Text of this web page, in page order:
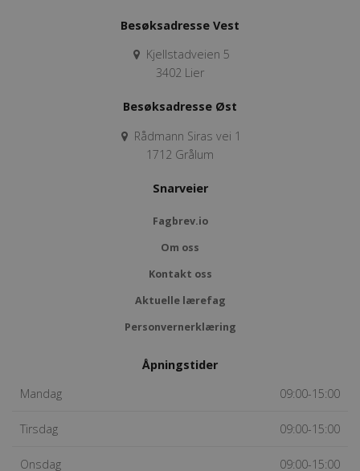
Besøksadresse Vest
Kjellstadveien 5
3402 Lier
Besøksadresse Øst
Rådmann Siras vei 1
1712 Grålum
Snarveier
Fagbrev.io
Om oss
Kontakt oss
Aktuelle lærefag
Personvernerklæring
Åpningstider
09:00-15:00
Mandag
09:00-15:00
Tirsdag
09:00-15:00
Onsdag